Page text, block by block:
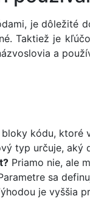
je dôležité
Taktiež je
a
kódu, ktoré
typ určuje, aký
Priamo nie, ale
sa
je vyššia